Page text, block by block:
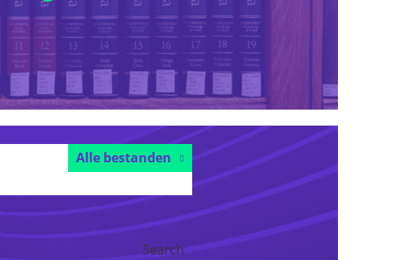
Alle bestanden
Search